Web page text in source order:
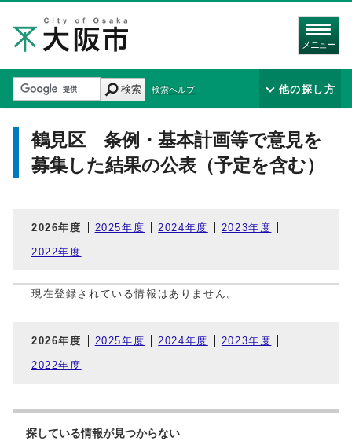
メニュー
検索 検索ヘルプ 他の探し方
鶴見区 条例・基本計画等で意見を
募集した結果の公表（予定を含む）
2026年度 2025年度 2024年度 2023年度
2022年度
現在登録されている情報はありません。
2026年度 2025年度 2024年度 2023年度
2022年度
探している情報が見つからない